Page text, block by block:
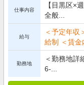
仕事内容
【目黒区×
全般...
給与
＜予定年収
給制 ＜賃金
勤務地
＜勤務地詳
6-...